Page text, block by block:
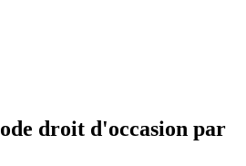
droit d'occasion par